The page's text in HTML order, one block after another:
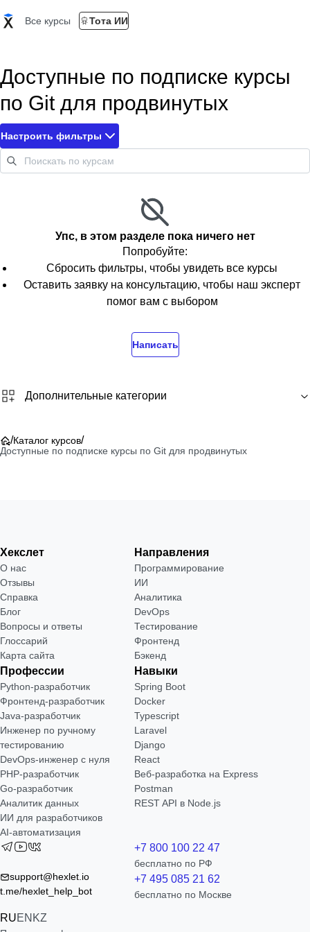
Все курсы Тота ИИ
Доступные по подписке курсы
по Git для продвинутых
Настроить фильтры
Упс, в этом разделе пока ничего нет
Попробуйте:
Сбросить фильтры, чтобы увидеть все курсы
Оставить заявку на консультацию, чтобы наш эксперт
помог вам с выбором
Написать
Дополнительные категории
/Каталог курсов/
Доступные по подписке курсы по Git для продвинутых
Хекслет
О нас
Отзывы
Справка
Блог
Вопросы и ответы
Глоссарий
Карта сайта
Направления
Программирование
ИИ
Аналитика
DevOps
Тестирование
Фронтенд
Бэкенд
Профессии
Python-разработчик
Фронтенд-разработчик
Java-разработчик
Инженер по ручному
тестированию
DevOps-инженер с нуля
РНР-разработчик
Go-разработчик
Аналитик данных
ИИ для разработчиков
AI-автоматизация
Навыки
Spring Boot
Docker
Typescript
Laravel
Django
React
Веб-разработка на Express
Postman
REST API в Node.js
support@hexlet.io
t.me/hexlet_help_bot
RUEN KZ
+7 800 100 22 47
бесплатно по РФ
+7 495 085 21 62
бесплатно по Москве